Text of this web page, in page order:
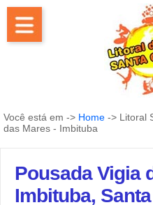
Você está em -> Home -> Litoral
das Mares - Imbituba
Pousada Vigia
Imbituba,